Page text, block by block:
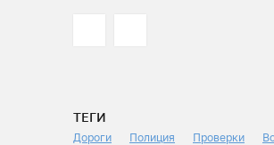
ТЕГИ
Дороги Полиция Проверки